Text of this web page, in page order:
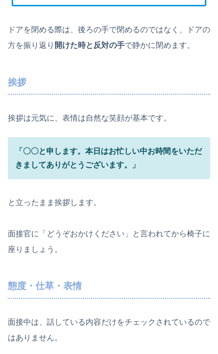
ドアを閉める際は、後ろの手で閉めるのではなく、ドアの
方を振り返り 開けた時と反対の手で静かに閉めます。
挨拶
挨拶は元気に、表情は自然な笑顔が基本です。
「〇〇と申します。本日はお忙しい中お時間をいただ
きましてありがとうございます。」
と立ったまま挨拶します。
面接官に「どうぞおかけください」と言われてから椅子に
座りましょう。
態度・仕草・表情
面接中は、話している内容だけをチェックされているので
はありません。